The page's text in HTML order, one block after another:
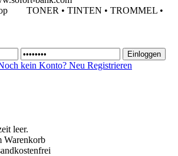
TONER • TINTEN • TROMMEL •
kein Konto? Neu Registrieren
leer.
Warenkorb